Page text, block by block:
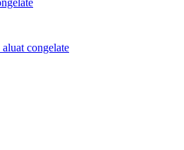
congelate